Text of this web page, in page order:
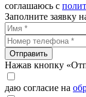
соглашаюсь с
Заполните заявку
Отправить
Нажав кнопку
даю согласие на